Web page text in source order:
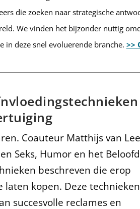
die zoeken naar strategische
We vinden het bijzonder nuttig
in deze snel evoluerende branche. >>
Coauteur Matthijs van
Seks, Humor en het
beschreven die erop
kopen. Deze technieken
succesvolle reclames en